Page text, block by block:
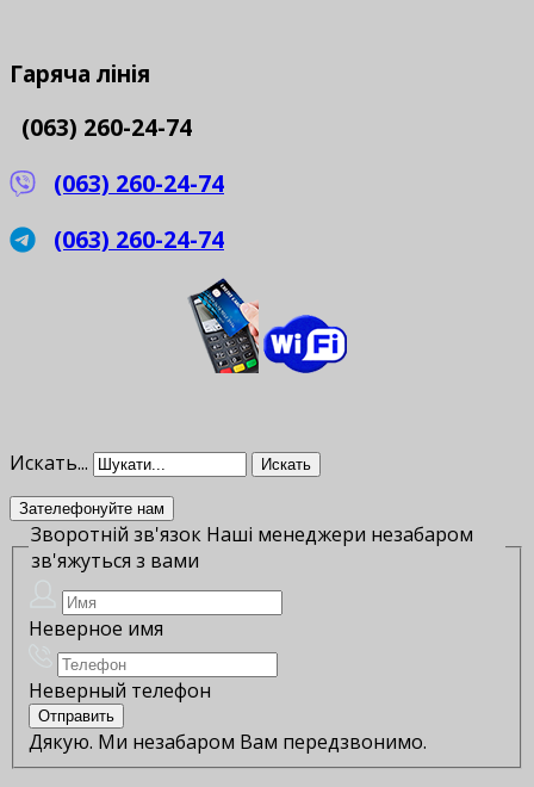
Гаряча лінія
(063) 260-24-74
(063) 260-24-74
(063) 260-24-74
Искать... Искать
Зателефонуйте нам
Зворотній зв'язок Наші менеджери незабаром
зв'яжуться з вами
Неверное имя
Неверный телефон
Дякую. Ми незабаром Вам передзвонимо.